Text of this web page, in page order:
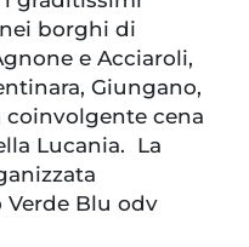
borghi di
e Acciaroli,
Giungano,
coinvolgente cena
Lucania. La
Verde Blu odv